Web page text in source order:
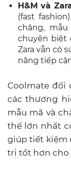
H&M và
(fast
chăng,
chuyên biệt
Zara vẫn có
năng tiếp
Coolmate đối
các thương
mẫu mã và
thế lớn nhất
giúp tiết kiệm
trị tốt hơn cho